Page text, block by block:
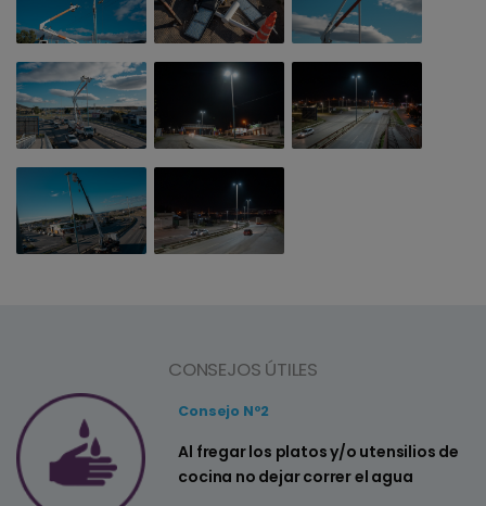
CONSEJOS ÚTILES
Consejo Nº2
Al fregar los platos y/o utensilios de
cocina no dejar correr el agua